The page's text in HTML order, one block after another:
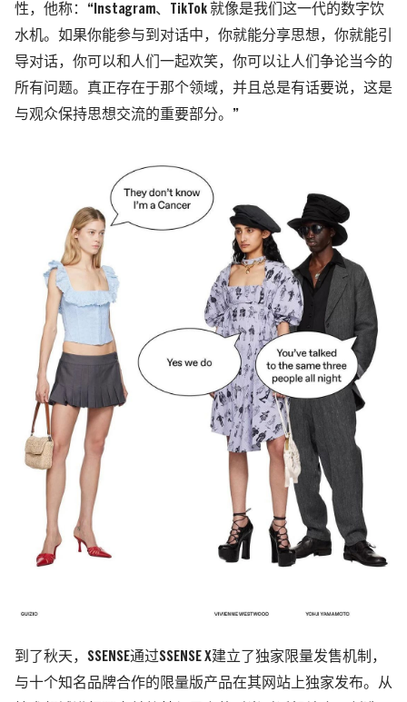
性， 他称：“Instagram、TikTok 就像是我们这一代的数字饮
水机。如果你能参与到对话中，你就能分享思想，你就能引
导对话，你可以和人们一起欢笑，你可以让人们争论当今的
所有问题。真正存在于那个领域，并且总是有话要说，这是
与观众保持思想交流的重要部分。”
到了秋天，SSENSE通过SSENSE X建立了独家限量发售机制，
与十个知名品牌合作的限量版产品在其网站上独家发布。从